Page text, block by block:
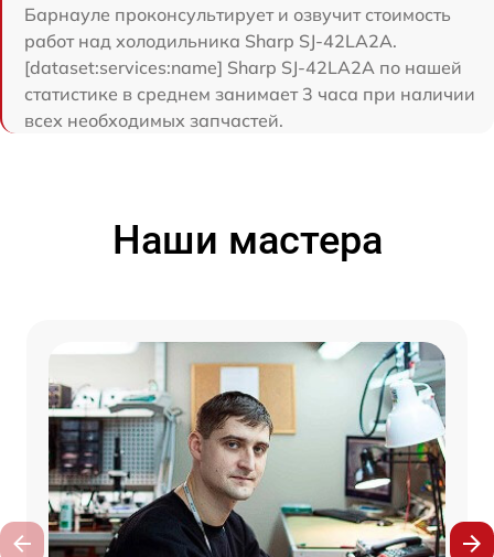
Барнауле проконсультирует и озвучит стоимость
работ над холодильника Sharp SJ-42LA2A.
[dataset:services:name] Sharp SJ-42LA2A по нашей
статистике в среднем занимает 3 часа при наличии
всех необходимых запчастей.
Наши мастера